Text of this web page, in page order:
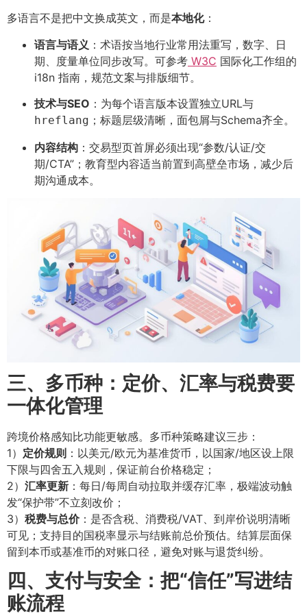
多语言不是把中文换成英文，而是本地化：
语言与语义 ：术语按当地行业常用法重写，数字、日
期、度量单位同步改写。可参考 W3C 国际化工作组的
i18n 指南，规范文案与排版细节。
技术与SEO ：为每个语言版本设置独立URL与
hreflang ；标题层级清晰，面包屑与Schema齐全。
内容结构 ：交易型页首屏必须出现“参数/认证/交
期/CTA”；教育型内容适当前置到高壁垒市场，减少后
期沟通成本。
三、多币种：定价、汇率与税费要
一体化管理
跨境价格感知比功能更敏感。多币种策略建议三步：
1） 定价规则 ：以美元/欧元为基准货币，以国家/地区设上限
下限与四舍五入规则，保证前台价格稳定；
2） 汇率更新 ：每日/每周自动拉取并缓存汇率，极端波动触
发“保护带”不立刻改价；
3） 税费与总价：是否含税、消费税/VAT、到岸价说明清晰
可见；支持目的国税率显示与结账前总价预估。结算层面保
留到本币或基准币的对账口径，避免对账与退货纠纷。
四、支付与安全：把“信任”写进结
账流程